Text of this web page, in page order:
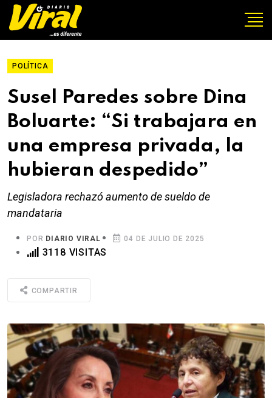
POLÍTICA
Susel Paredes sobre Dina
Boluarte: “Si trabajara en
una empresa privada, la
hubieran despedido”
Legisladora rechazó aumento de sueldo de
mandataria
POR DIARIO VIRAL 04 DE JULIO DE 2025
3118 VISITAS
COMPARTIR